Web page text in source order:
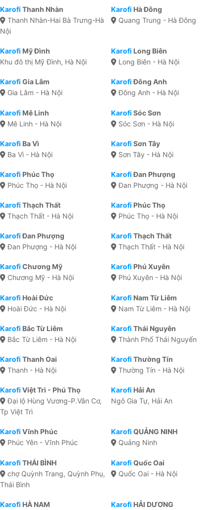
Karofi Thanh Nhàn
Thanh Nhàn-Hai Bà Trưng-Hà
Nội
Karofi Hà Đông
Quang Trung - Hà Đông
Karofi Mỹ Đình
Khu đô thị Mỹ Đình, Hà Nội
Karofi Long Biên
Long Biên - Hà Nội
Karofi Gia Lâm
Gia Lâm - Hà Nội
KarofiĐông Anh
Đông Anh - Hà Nội
Karofi Mê Linh
Mê Linh - Hà Nội
Karofi Sóc Sơn
Sóc Sơn - Hà Nội
Karofi Ba Vì
Ba Vì - Hà Nội
Karofi Sơn Tây
Sơn Tây - Hà Nội
Karofi Phúc Thọ
Phúc Thọ - Hà Nội
KarofiĐan Phượng
Đan Phượng - Hà Nội
Karofi Thạch Thất
Thạch Thất - Hà Nội
Karofi Phúc Thọ
Phúc Thọ - Hà Nội
KarofiĐan Phượng
Đan Phượng - Hà Nội
Karofi Thạch Thất
Thạch Thất - Hà Nội
Karofi Chương Mỹ
Chương Mỹ - Hà Nội
Karofi Phú Xuyên
Phú Xuyên - Hà Nội
Karofi Hoài Đức
Hoài Đức - Hà Nội
Karofi Nam Từ Liêm
Nam Từ Liêm - Hà Nội
Karofi Bắc Từ Liêm
Bắc Từ Liêm - Hà Nội
Karofi Thái Nguyên
Thành Phố Thái Nguyến
Karofi Thanh Oai
Thanh - Hà Nội
Karofi Thường Tín
Thường Tín - Hà Nội
Karofi Việt Trì - Phú Thọ
Đại lộ Hùng Vương-P.Vân Cơ,
Tp Việt Trì
Karofi Hải An
Ngô Gia Tự, Hải An
Karofi Vĩnh Phúc
Phúc Yên - Vĩnh Phúc
Karofi QUẢNG NINH
Quảng Ninh
Karofi THÁI BÌNH
chợ Quỳnh Trang, Quỳnh Phụ,
Thái Bình
Karofi Quốc Oai
Quốc Oai - Hà Nội
Karofi HÀ NAM
Karofi HẢI DƯƠNG